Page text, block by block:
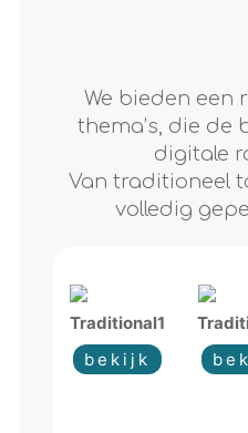
We bieden een
thema’s, die de
digitale
Van traditioneel
volledig
Traditional1
bekijk